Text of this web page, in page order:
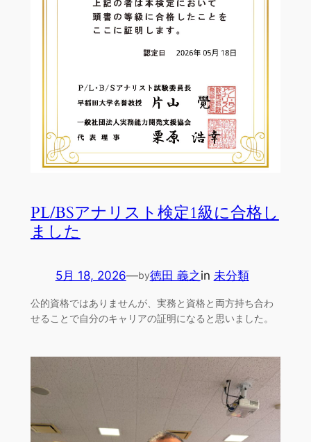
PL/BSアナリスト検定1級に合格し
ました
5月 18, 2026—by徳田 義之in 未分類
公的資格ではありませんが、実務と資格と両方持ち合わ
せることで自分のキャリアの証明になると思いました。